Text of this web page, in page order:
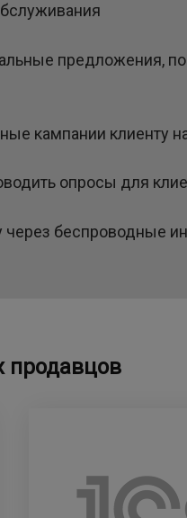
предложения,
кампании клиенту
опросы для
беспроводные
продавцов